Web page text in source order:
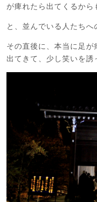
が痺れたら出てくるから
と、並んでいる人たちへ
その直後に、本当に足
出てきて、少し笑いを誘